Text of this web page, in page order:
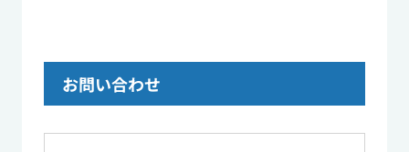
お問い合わせ